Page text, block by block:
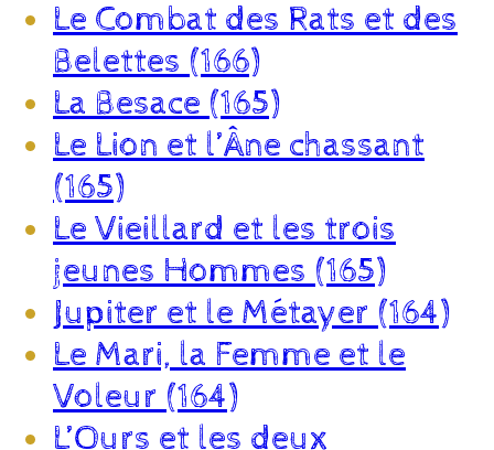
Le Combat des Rats et des
Belettes (166)
La Besace (165)
Le Lion et l’Âne chassant
(165)
Le Vieillard et les trois
jeunes Hommes (165)
Jupiter et le Métayer (164)
Le Mari, la Femme et le
Voleur (164)
L’Ours et les deux